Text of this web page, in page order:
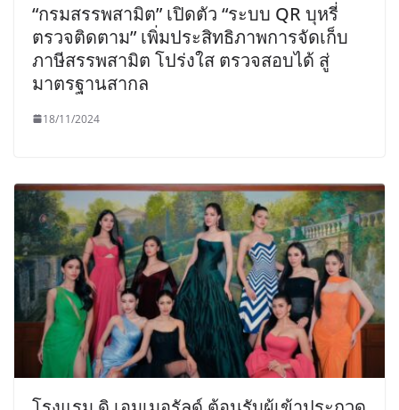
“กรมสรรพสามิต” เปิดตัว “ระบบ QR บุหรี่
ตรวจติดตาม” เพิ่มประสิทธิภาพการจัดเก็บ
ภาษีสรรพสามิต โปร่งใส ตรวจสอบได้ สู่
มาตรฐานสากล
18/11/2024